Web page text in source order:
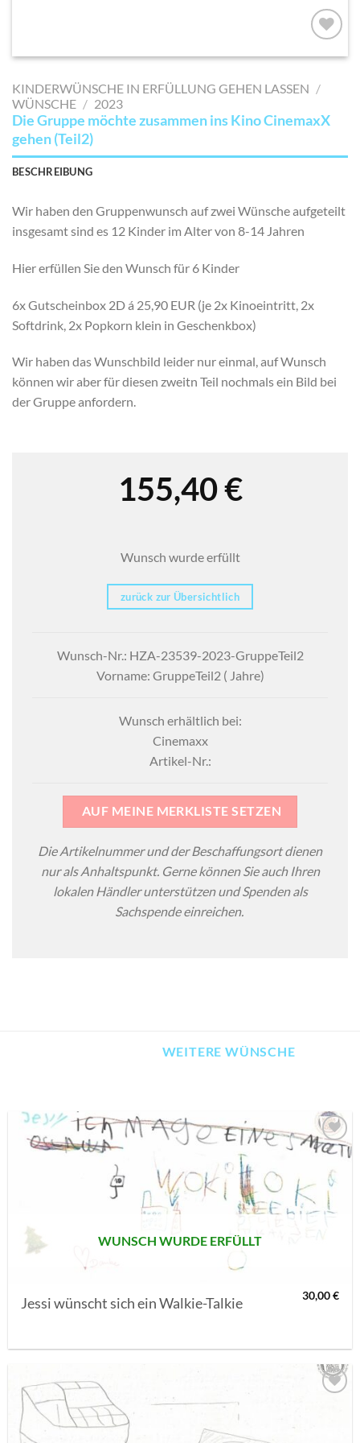
AUF MEINE
SETZEN
KINDERWÜNSCHE IN ERFÜLLUNG GEHEN LASSEN /
WÜNSCHE / 2023
Die Gruppe möchte zusammen ins Kino CinemaxX
gehen (Teil2)
BESCHREIBUNG
Wir haben den Gruppenwunsch auf zwei Wünsche aufgeteilt
insgesamt sind es 12 Kinder im Alter von 8-14 Jahren
Hier erfüllen Sie den Wunsch für 6 Kinder
6x Gutscheinbox 2D á 25,90 EUR (je 2x Kinoeintritt, 2x
Softdrink, 2x Popkorn klein in Geschenkbox)
Wir haben das Wunschbild leider nur einmal, auf Wunsch
können wir aber für diesen zweitn Teil nochmals ein Bild bei
der Gruppe anfordern.
155,40€
Wunsch wurde erfüllt
zurück zur Übersichtlich
Wunsch-Nr.: HZA-23539-2023-GruppeTeil2
Vorname: GruppeTeil2 ( Jahre)
Wunsch erhältlich bei:
Cinemaxx
Artikel-Nr.:
AUF MEINE MERKLISTE SETZEN
Die Artikelnummer und der Beschaffungsort dienen
nur als Anhaltspunkt. Gerne können Sie auch Ihren
lokalen Händler unterstützen und Spenden als
Sachspende einreichen.
WEITERE WÜNSCHE
AUF MEINE
SETZEN
WUNSCH WURDE ERFÜLLT
Jessi wünscht sich ein Walkie-Talkie 30,00€